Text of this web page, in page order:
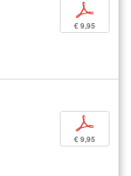
p
€ 9,95
p
€ 9,95